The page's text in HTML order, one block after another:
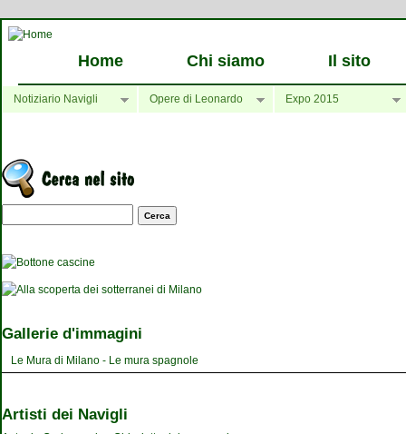
Home Chi siamo Il sito
Notiziario Navigli Opere di Leonardo Expo 2015
Maschera di ricerca
Gallerie d'immagini
Le Mura di Milano - Le mura spagnole
Artisti dei Navigli